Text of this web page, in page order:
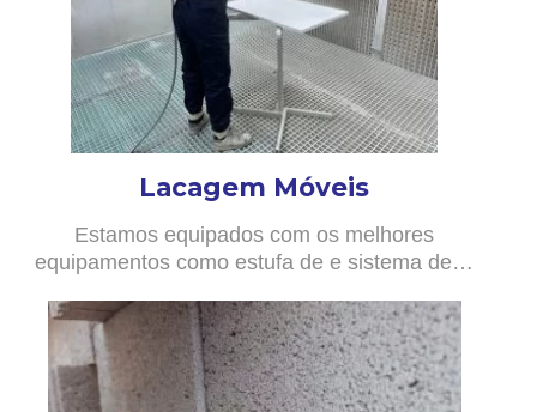
Lacagem Móveis
Estamos equipados com os melhores
equipamentos como estufa de e sistema de…